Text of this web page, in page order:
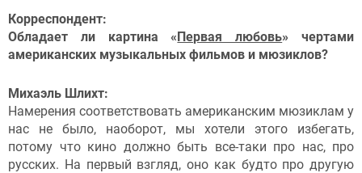
Корреспондент:
Обладает ли картина « Первая любовь» чертами
американских музыкальных фильмов и мюзиклов?
Михаэль Шлихт:
Намерения соответствовать американским мюзиклам у
нас не было, наоборот, мы хотели этого избегать,
потому что кино должно быть все-таки про нас, про
русских. На первый взгляд, оно как будто про другую